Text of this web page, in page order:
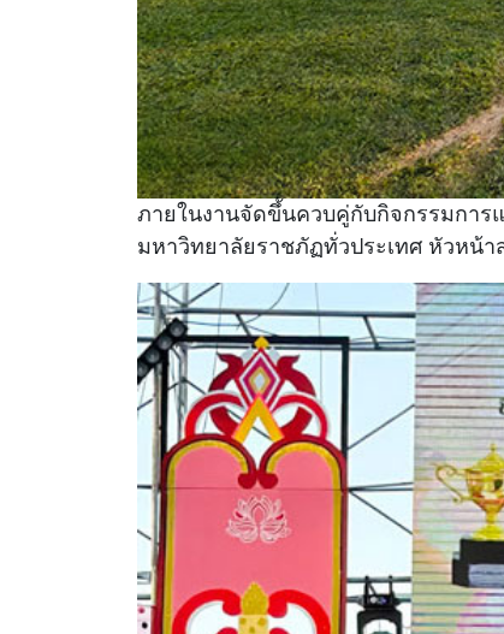
ภายในงานจัดขึ้นควบคู่กับกิจกรรมการ
มหาวิทยาลัยราชภัฏทั่วประเทศ หัวหน้